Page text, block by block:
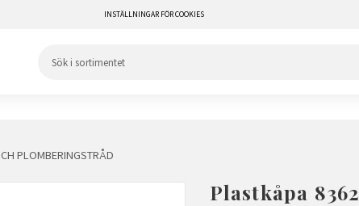
INSTÄLLNINGAR FÖR COOKIES
PLOMBERINGSTRÅD
Plastkåpa 8362